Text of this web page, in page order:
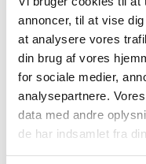
annoncer, til at vise
at analysere vores
din brug af vores
for sociale medier,
analysepartnere.
data med andre
de har indsamlet fra
• Klikrammer,
rammer med
• Ben af
• Monteret med
• Antirefleks A-PET
indtrængning af